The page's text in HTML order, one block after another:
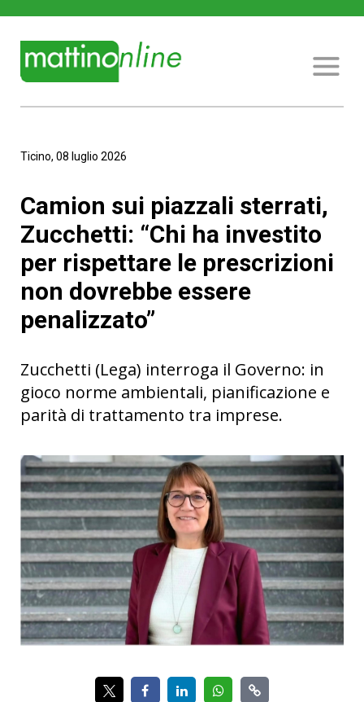
Ticino, 08 luglio 2026
Camion sui piazzali sterrati,
Zucchetti: “Chi ha investito
per rispettare le prescrizioni
non dovrebbe essere
penalizzato”
Zucchetti (Lega) interroga il Governo: in
gioco norme ambientali, pianificazione e
parità di trattamento tra imprese.